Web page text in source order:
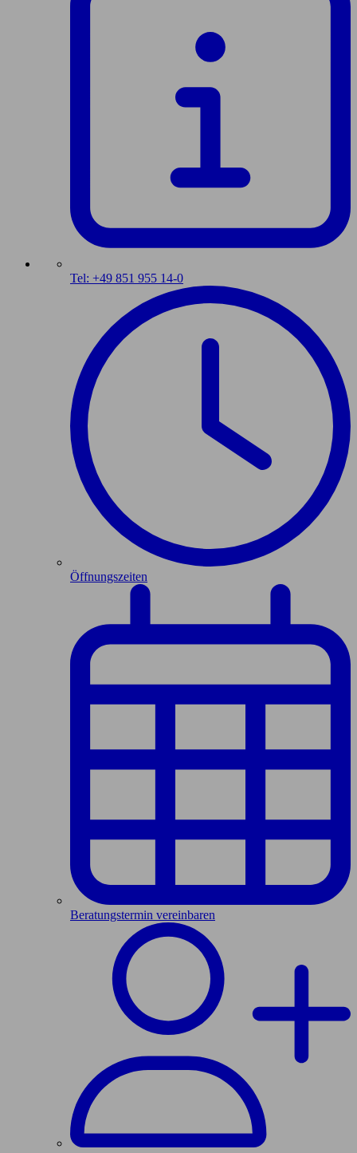
Tel: +49 851 955 14-0
Öffnungszeiten
Beratungstermin vereinbaren